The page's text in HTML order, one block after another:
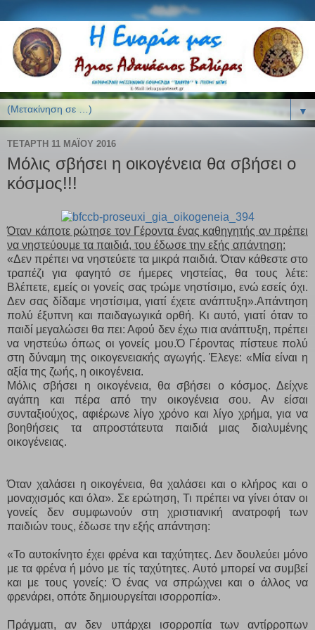
▼
ΤΕΤΆΡΤΗ 11 ΜΑΪ́ΟΥ 2016
Μόλις σβήσει η οικογένεια θα σβήσει ο
κόσμος!!!
Όταν κάποτε ρώτησε τον Γέροντα ένας καθηγητής αν πρέπει
να νηστεύουμε τα παιδιά, του έδωσε την εξής απάντηση:
«Δεν πρέπει να νηστεύετε τα μικρά παιδιά. Όταν κάθεστε στο
τραπέζι για φαγητό σε ήμερες νηστείας, θα τους λέτε:
Βλέπετε, εμείς οι γονείς σας τρώμε νηστίσιμο, ενώ εσείς όχι.
Δεν σας δίδαμε νηστίσιμα, γιατί έχετε ανάπτυξη».Απάντηση
πολύ έξυπνη και παιδαγωγικά ορθή. Κι αυτό, γιατί όταν το
παιδί μεγαλώσει θα πει: Αφού δεν έχω πια ανάπτυξη, πρέπει
να νηστεύω όπως οι γονείς μου.Ό Γέροντας πίστευε πολύ
στη δύναμη της οικογενειακής αγωγής. Έλεγε: «Μία είναι η
αξία της ζωής, η οικογένεια.
Μόλις σβήσει η οικογένεια, θα σβήσει ο κόσμος. Δείχνε
αγάπη και πέρα από την οικογένεια σου. Αν είσαι
συνταξιούχος, αφιέρωνε λίγο χρόνο και λίγο χρήμα, για να
βοηθήσεις τα απροστάτευτα παιδιά μιας διαλυμένης
οικογένειας.
Όταν χαλάσει η οικογένεια, θα χαλάσει και ο κλήρος και ο
μοναχισμός και όλα». Σε ερώτηση, Τι πρέπει να γίνει όταν οι
γονείς δεν συμφωνούν στη χριστιανική ανατροφή των
παιδιών τους, έδωσε την εξής απάντηση:
«Το αυτοκίνητο έχει φρένα και ταχύτητες. Δεν δουλεύει μόνο
με τα φρένα ή μόνο με τίς ταχύτητες. Αυτό μπορεί να συμβεί
και με τους γονείς: Ό ένας να σπρώχνει και ο άλλος να
φρενάρει, οπότε δημιουργείται ισορροπία».
Πράγματι, αν δεν υπάρχει ισορροπία των αντίρροπων